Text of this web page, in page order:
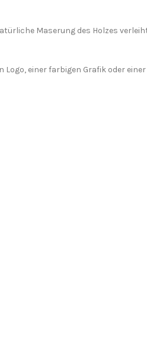
Maserung des Holzes
einer farbigen Grafik oder einer